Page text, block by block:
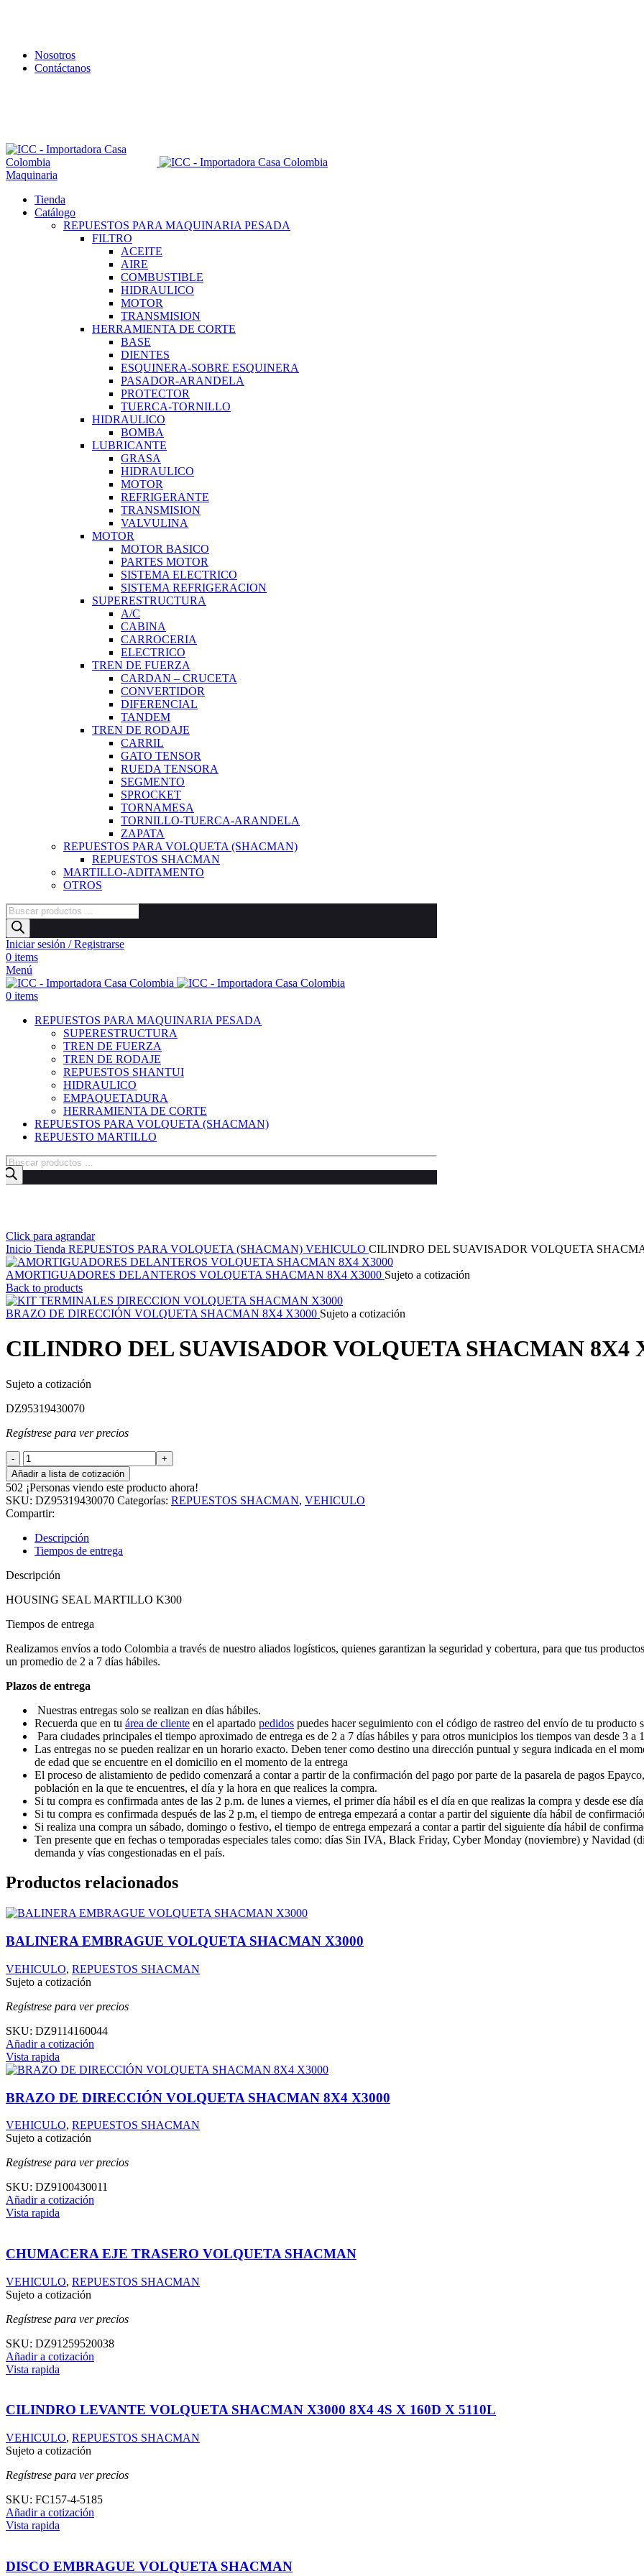
Nosotros
Contáctanos
Maquinaria
Tienda
Catálogo
REPUESTOS PARA MAQUINARIA PESADA
FILTRO
ACEITE
AIRE
COMBUSTIBLE
HIDRAULICO
MOTOR
TRANSMISION
HERRAMIENTA DE CORTE
BASE
DIENTES
ESQUINERA-SOBRE ESQUINERA
PASADOR-ARANDELA
PROTECTOR
TUERCA-TORNILLO
HIDRAULICO
BOMBA
LUBRICANTE
GRASA
HIDRAULICO
MOTOR
REFRIGERANTE
TRANSMISION
VALVULINA
MOTOR
MOTOR BASICO
PARTES MOTOR
SISTEMA ELECTRICO
SISTEMA REFRIGERACION
SUPERESTRUCTURA
A/C
CABINA
CARROCERIA
ELECTRICO
TREN DE FUERZA
CARDAN – CRUCETA
CONVERTIDOR
DIFERENCIAL
TANDEM
TREN DE RODAJE
CARRIL
GATO TENSOR
RUEDA TENSORA
SEGMENTO
SPROCKET
TORNAMESA
TORNILLO-TUERCA-ARANDELA
ZAPATA
REPUESTOS PARA VOLQUETA (SHACMAN)
REPUESTOS SHACMAN
MARTILLO-ADITAMENTO
OTROS
Búsqueda
de
productos
Iniciar sesión / Registrarse
0 items
Menú
0 items
REPUESTOS PARA MAQUINARIA PESADA
SUPERESTRUCTURA
TREN DE FUERZA
TREN DE RODAJE
REPUESTOS SHANTUI
HIDRAULICO
EMPAQUETADURA
HERRAMIENTA DE CORTE
REPUESTOS PARA VOLQUETA (SHACMAN)
REPUESTO MARTILLO
Búsqueda
de
productos
Click para agrandar
Inicio Tienda REPUESTOS PARA VOLQUETA (SHACMAN) VEHICULO CILINDRO DEL SUAVISADOR VOLQUETA
AMORTIGUADORES DELANTEROS VOLQUETA SHACMAN 8X4 X3000 Sujeto a cotización
Back to products
BRAZO DE DIRECCIÓN VOLQUETA SHACMAN 8X4 X3000 Sujeto a cotización
CILINDRO DEL SUAVISADOR VOLQUETA SHACMAN 8X4
Sujeto a cotización
DZ95319430070
Regístrese para ver precios
CILINDRO
DEL
SUAVISADOR
VOLQUETA
SHACMAN
8X4
X3000
cantidad
Añadir a lista de cotización
502 ¡Personas viendo este producto ahora!
SKU: DZ95319430070 Categorías: REPUESTOS SHACMAN, VEHICULO
Compartir:
Descripción
Tiempos de entrega
Descripción
HOUSING SEAL MARTILLO K300
Tiempos de entrega
Realizamos envíos a todo Colombia a través de nuestro aliados logísticos, quienes garantizan la seguridad y cobertura, para que tus
un promedio de 2 a 7 días hábiles.
Plazos de entrega
Nuestras entregas solo se realizan en días hábiles.
Recuerda que en tu área de cliente en el apartado pedidos puedes hacer seguimiento con el código de rastreo del envío de tu producto
Para ciudades principales el tiempo aproximado de entrega es de 2 a 7 días hábiles y para otros municipios los tiempos van desde 3 a
Las entregas no se pueden realizar en un horario exacto. Deben tener como destino una dirección puntual y segura indicada en el
de edad que se encuentre en el domicilio en el momento de la entrega
El proceso de alistamiento de pedido comenzará a contar a partir de la confirmación del pago por parte de la pasarela de pagos
población en la que te encuentres, el día y la hora en que realices la compra.
Si tu compra es confirmada antes de las 2 p.m. de lunes a viernes, el primer día hábil es el día en que realizas la compra y desde ese
Si tu compra es confirmada después de las 2 p.m, el tiempo de entrega empezará a contar a partir del siguiente día hábil de
Si realiza una compra un sábado, domingo o festivo, el tiempo de entrega empezará a contar a partir del siguiente día hábil de
Ten presente que en fechas o temporadas especiales tales como: días Sin IVA, Black Friday, Cyber Monday (noviembre) y Navidad
demanda y vías congestionadas en el país.
Productos relacionados
BALINERA EMBRAGUE VOLQUETA SHACMAN X3000
VEHICULO, REPUESTOS SHACMAN
Sujeto a cotización
Regístrese para ver precios
SKU: DZ9114160044
Añadir a cotización
Vista rapida
BRAZO DE DIRECCIÓN VOLQUETA SHACMAN 8X4 X3000
VEHICULO, REPUESTOS SHACMAN
Sujeto a cotización
Regístrese para ver precios
SKU: DZ9100430011
Añadir a cotización
Vista rapida
CHUMACERA EJE TRASERO VOLQUETA SHACMAN
VEHICULO, REPUESTOS SHACMAN
Sujeto a cotización
Regístrese para ver precios
SKU: DZ91259520038
Añadir a cotización
Vista rapida
CILINDRO LEVANTE VOLQUETA SHACMAN X3000 8X4 4S X 160D X 5110L
VEHICULO, REPUESTOS SHACMAN
Sujeto a cotización
Regístrese para ver precios
SKU: FC157-4-5185
Añadir a cotización
Vista rapida
DISCO EMBRAGUE VOLQUETA SHACMAN